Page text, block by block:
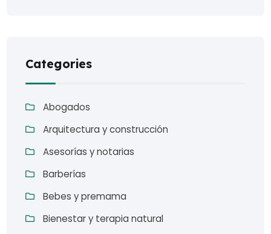
Categories
Abogados
Arquitectura y construcción
Asesorías y notarias
Barberías
Bebes y premama
Bienestar y terapia natural